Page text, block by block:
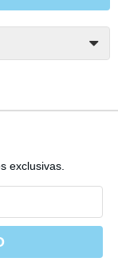
exclusivas.